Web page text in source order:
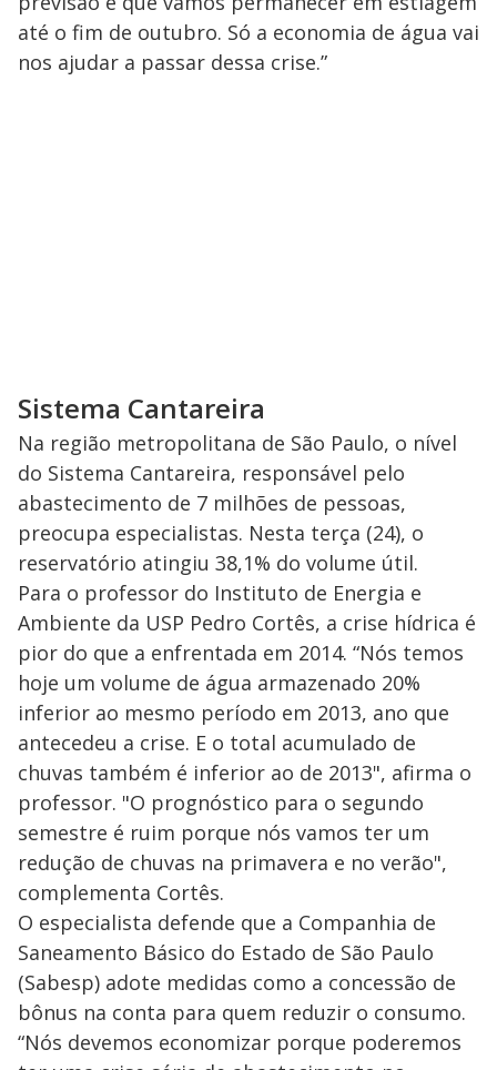
até o fim de outubro. Só a economia de água vai
nos ajudar a passar dessa crise.”
Sistema Cantareira
Na região metropolitana de São Paulo, o nível
do Sistema Cantareira, responsável pelo
abastecimento de 7 milhões de pessoas,
preocupa especialistas. Nesta terça (24), o
reservatório atingiu 38,1% do volume útil.
Para o professor do Instituto de Energia e
Ambiente da USP Pedro Cortês, a crise hídrica é
pior do que a enfrentada em 2014. “Nós temos
hoje um volume de água armazenado 20%
inferior ao mesmo período em 2013, ano que
antecedeu a crise. E o total acumulado de
chuvas também é inferior ao de 2013", afirma o
professor. "O prognóstico para o segundo
semestre é ruim porque nós vamos ter um
redução de chuvas na primavera e no verão",
complementa Cortês.
O especialista defende que a Companhia de
Saneamento Básico do Estado de São Paulo
(Sabesp) adote medidas como a concessão de
bônus na conta para quem reduzir o consumo.
“Nós devemos economizar porque poderemos